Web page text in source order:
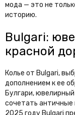
мода — это не
историю.
Bulgari:
красной
Колье от Bulgari,
дополнением к ее
Булгари,
сочетать